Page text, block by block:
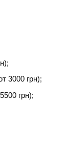
3000 грн);
грн);